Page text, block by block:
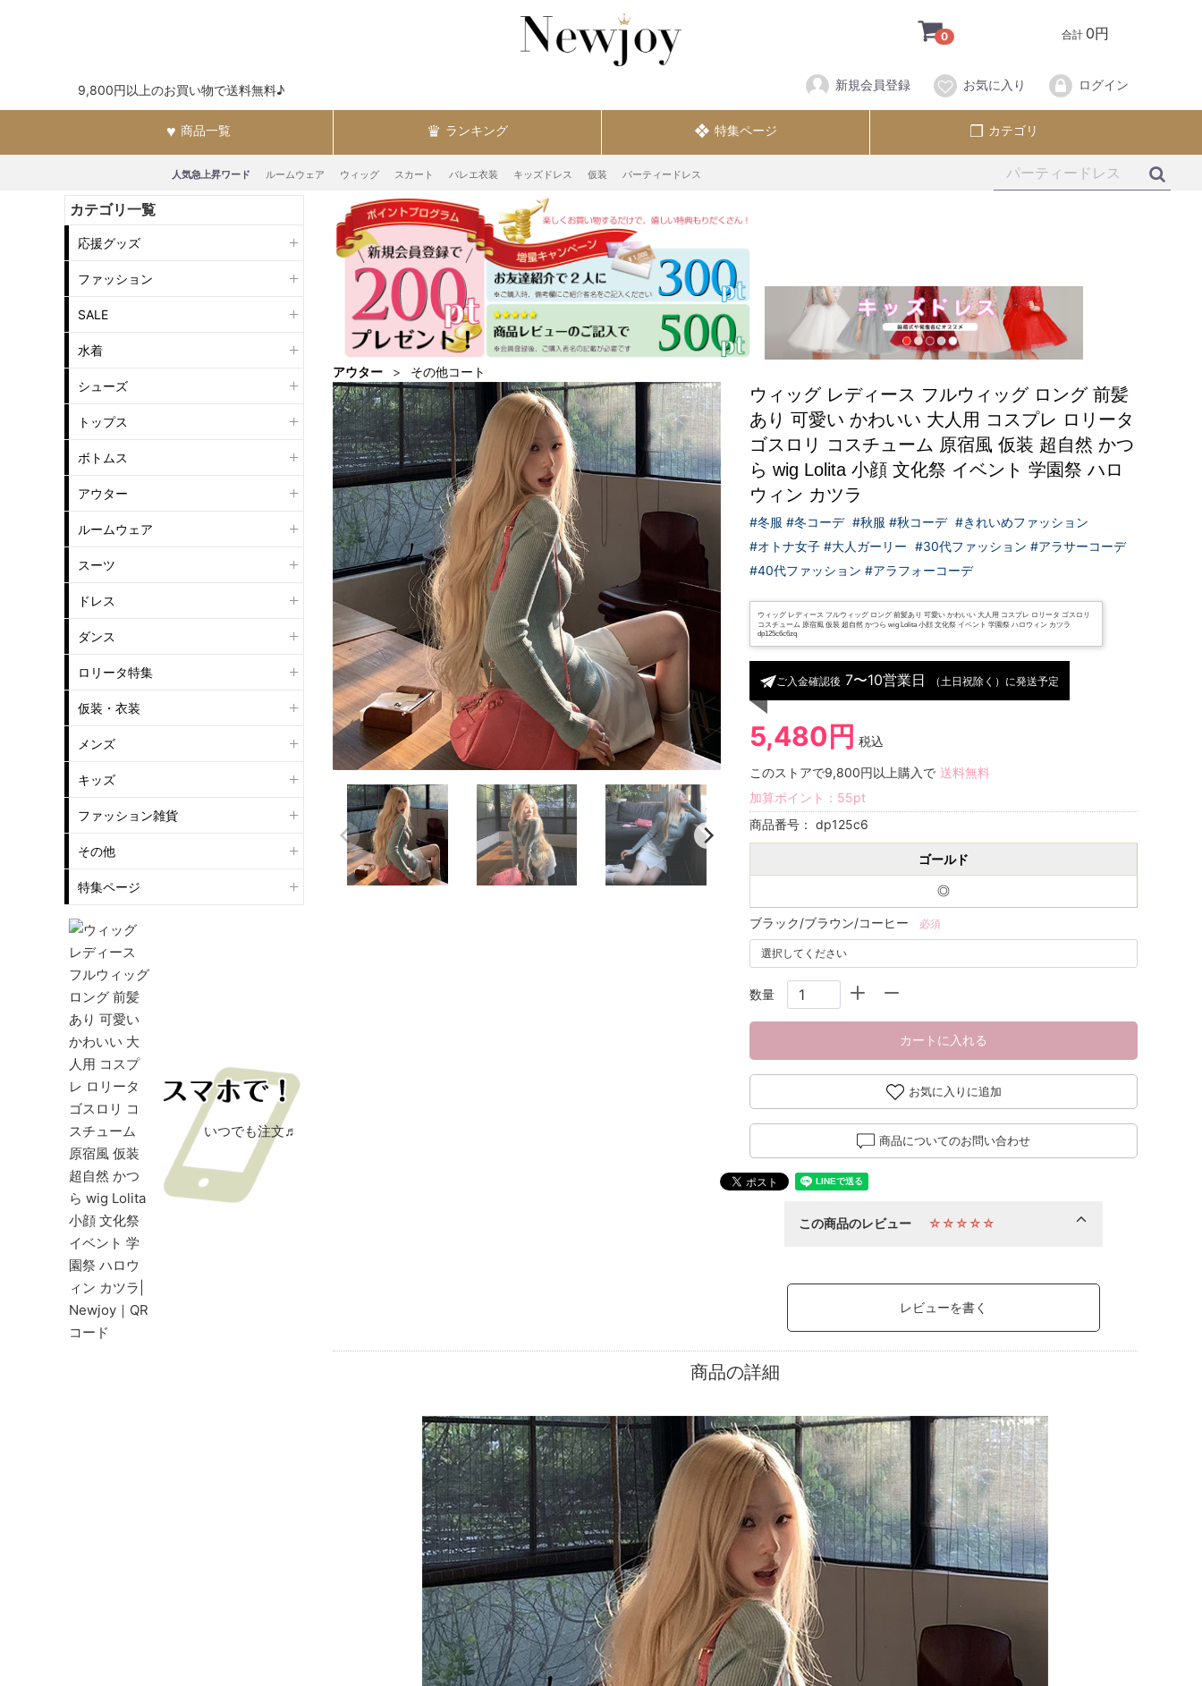
9,800円以上のお買い物で送料無料♪
0 合計 0円
新規会員登録 お気に入り ログイン
商品一覧 ランキング 特集ページ カテゴリ
人気急上昇ワード ルームウェア ウィッグ スカート バレエ衣装 キッズドレス 仮装 パーティードレス
カテゴリ一覧
応援グッズ
ファッション
SALE
水着
シューズ
トップス
ボトムス
アウター
ルームウェア
スーツ
ドレス
ダンス
ロリータ特集
仮装・衣装
メンズ
キッズ
ファッション雑貨
その他
特集ページ
いつでも注文♬
アウター その他コート
ウィッグ レディース フルウィッグ ロング 前髪
あり 可愛い かわいい 大人用 コスプレ ロリータ
ゴスロリ コスチューム 原宿風 仮装 超自然 かつ
ら wig Lolita 小顔 文化祭 イベント 学園祭 ハロ
ウィン カツラ
#冬服 #冬コーデ #秋服 #秋コーデ #きれいめファッション
#オトナ女子 #大人ガーリー #30代ファッション #アラサーコーデ
#40代ファッション #アラフォーコーデ
ウィッグ レディース フルウィッグ ロング 前髪あり 可愛い かわいい 大人用 コスプレ ロリータ ゴスロリ
コスチューム 原宿風 仮装 超自然 かつら wig Lolita 小顔 文化祭 イベント 学園祭 ハロウィン カツラ
dp125c6c6zq
ご入金確認後 7〜10営業日 （土日祝除く）に発送予定
5,480円 税込
このストアで9,800円以上購入で 送料無料
加算ポイント： 55pt
商品番号： dp125c6
ゴールド
◎
ブラック/ブラウン/コーヒー 必須
数量
カートに入れる
お気に入りに追加
商品についてのお問い合わせ
この商品のレビュー ☆☆☆☆☆
レビューを書く
商品の詳細